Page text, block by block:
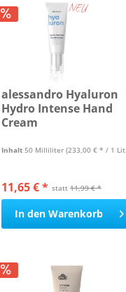
alessandro Hyaluron
Hydro Intense Hand
Cream
Inhalt 50 Milliliter (233,00 € * / 1 Liter)
statt 11,99 € *
11,65 € *
In den Warenkorb